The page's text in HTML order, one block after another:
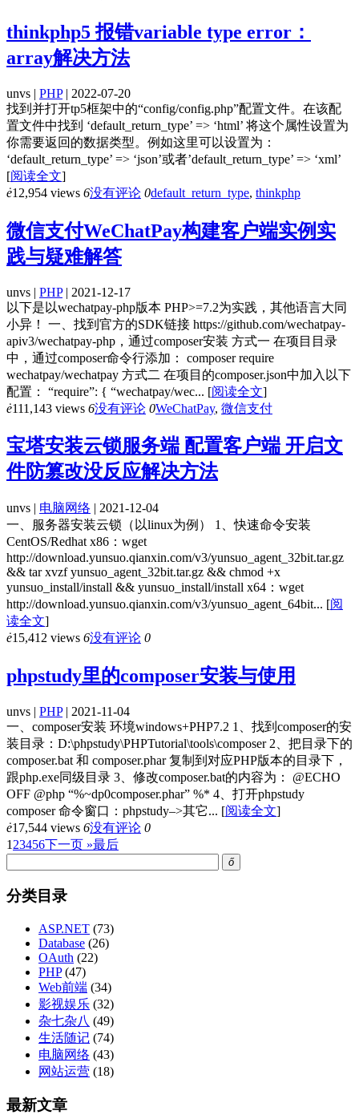
thinkphp5 报错variable type error：
array解决方法
unvs | PHP| 2022-07-20
找到并打开tp5框架中的“config/config.php”配置文件。在该配
置文件中找到 ‘default_return_type’ => ‘html’ 将这个属性设置为
你需要返回的数据类型。例如这里可以设置为：
‘default_return_type’ => ‘json’或者’default_return_type’ => ‘xml’
[阅读全文]
ė12,954 views 6没有评论 0default_return_type, thinkphp
微信支付WeChatPay构建客户端实例实
践与疑难解答
unvs | PHP| 2021-12-17
以下是以wechatpay-php版本 PHP>=7.2为实践，其他语言大同
小异！ 一、找到官方的SDK链接 https://github.com/wechatpay-
apiv3/wechatpay-php，通过composer安装 方式一 在项目目录
中，通过composer命令行添加： composer require
wechatpay/wechatpay 方式二 在项目的composer.json中加入以下
配置： “require”: { “wechatpay/wec... [阅读全文]
ė111,143 views 6没有评论 0WeChatPay, 微信支付
宝塔安装云锁服务端 配置客户端 开启文
件防篡改没反应解决方法
unvs | 电脑网络 | 2021-12-04
一、服务器安装云锁（以linux为例） 1、快速命令安装
CentOS/Redhat x86：wget
http://download.yunsuo.qianxin.com/v3/yunsuo_agent_32bit.tar.gz
&& tar xvzf yunsuo_agent_32bit.tar.gz && chmod +x
yunsuo_install/install && yunsuo_install/install x64：wget
http://download.yunsuo.qianxin.com/v3/yunsuo_agent_64bit... [阅
读全文]
ė15,412 views 6没有评论 0
phpstudy里的composer安装与使用
unvs | PHP| 2021-11-04
一、composer安装 环境windows+PHP7.2 1、找到composer的安
装目录：D:\phpstudy\PHPTutorial\tools\composer 2、把目录下的
composer.bat 和 composer.phar 复制到对应PHP版本的目录下，
跟php.exe同级目录 3、修改composer.bat的内容为： @ECHO
OFF @php “%~dp0composer.phar” %* 4、打开phpstudy
composer 命令窗口：phpstudy–>其它... [阅读全文]
ė17,544 views 6没有评论 0
1 23456下一页 »最后
ő
分类目录
ASP.NET (73)
Database (26)
OAuth (22)
PHP(47)
Web前端 (34)
影视娱乐 (32)
杂七杂八 (49)
生活随记 (74)
电脑网络 (43)
网站运营 (18)
最新文章